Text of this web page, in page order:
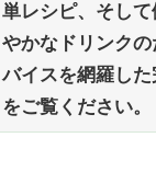
単レシピ、そし
やかなドリンク
バイスを網羅し
をご覧ください。